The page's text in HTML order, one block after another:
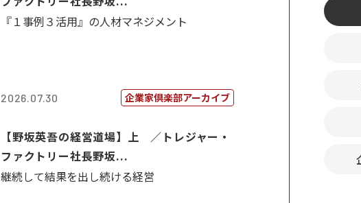
『１事例３活用』の人材マネジメント
2026.07.30 企業家倶楽部アーカイブ
【野坂英吾の経営道場】上 ／トレジャー・
ファクトリー社長野坂...
継続して結果を出し続ける経営